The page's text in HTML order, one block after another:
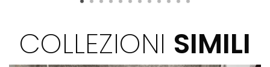
COLLEZIONI SIMILI